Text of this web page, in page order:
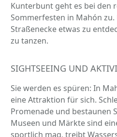
Kunterbunt geht es bei den
Sommerfesten in Mahón
Straßenecke etwas zu
zu tanzen.
SIGHTSEEING UND
Sie werden es spüren: In
eine Attraktion für sich.
Promenade und bestaunen
Museen und Märkte sind
sportlich mag, treibt